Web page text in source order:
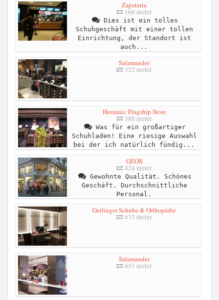
Zapateria
166 meter
Dies ist ein tolles
Schuhgeschäft mit einer tollen
Einrichtung, der Standort ist
auch...
Salamander
322 meter
Humanic Flagship Store
388 meter
Was für ein großartiger
Schuhladen! Eine riesige Auswahl
bei der ich natürlich fündig...
GEOX
424 meter
Gewohnte Qualität. Schönes
Geschäft. Durchschnittliche
Personal.
Gerlinger Schuhe & Orthopädie
633 meter
Salamander
651 meter